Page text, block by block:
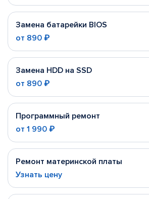
Замена батарейки BIOS
от 890 ₽
Замена HDD на SSD
от 890 ₽
Программный ремонт
от 1 990 ₽
Ремонт материнской платы
Узнать цену